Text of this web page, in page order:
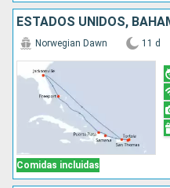
Comidas incluidas
Norwegian Dawn 11 d